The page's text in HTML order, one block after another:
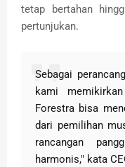
tetap bertahan
pertunjukan.
Sebagai
kami
Forestra bisa
dari pemilihan
rancangan
harmonis," kata